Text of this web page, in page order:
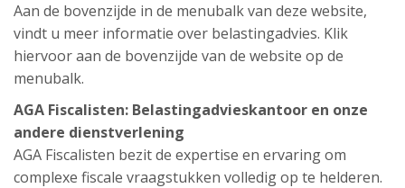
Aan de bovenzijde in de menubalk van deze website,
vindt u meer informatie over belastingadvies. Klik
hiervoor aan de bovenzijde van de website op de
menubalk.
AGA Fiscalisten: Belastingadvieskantoor en onze
andere dienstverlening
AGA Fiscalisten bezit de expertise en ervaring om
complexe fiscale vraagstukken volledig op te helderen.